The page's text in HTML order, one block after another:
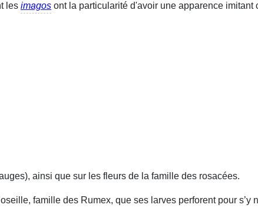
les imagos ont la particularité d'avoir une apparence imitant
ainsi que sur les fleurs de la famille des rosacées.
famille des Rumex, que ses larves perforent pour